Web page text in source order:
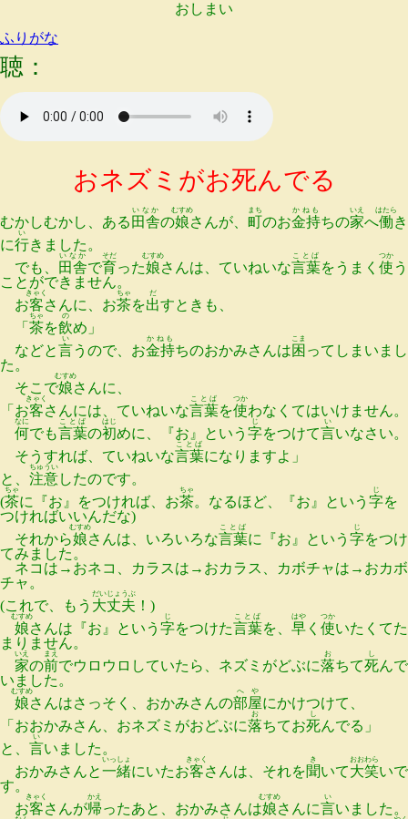
おしまい
ふりがな
聴：
おネズミがお死んでる
むかしむかし、ある 田舎
いなか
の娘
むすめ
さんが、 町
まち
のお金持
かねも
ちの家
いえ
へ働
はたら
き
に行
い
きました。
でも、
田舎
いなか
で育
そだ
った娘
むすめ
さんは、ていねいな言葉
ことば
をうまく 使
つか
う
ことができません。
お客
きゃく
さんに、お茶
ちゃ
を出
だ
すときも、
「 茶
ちゃ
を飲
の
め」
などと言
い
うので、お金持
かねも
ちのおかみさんは困
こま
ってしまいまし
た。
そこで娘
むすめ
さんに、
「お客
きゃく
さんには、ていねいな言葉
ことば
を使
つか
わなくてはいけません。
何
なに
でも言葉
ことば
の初
はじ
めに、『お』という 字
じ
をつけて言
い
いなさい。
そうすれば、ていねいな言葉
ことば
になりますよ」
と、 注意
ちゅうい
したのです。
(茶
ちゃ
に『お』をつければ、お茶
ちゃ
。なるほど、『お』という 字
じ
を
つければいいんだな)
それから娘
むすめ
さんは、いろいろな言葉
ことば
に『お』という 字
じ
をつけ
てみました。
ネコは→おネコ、カラスは→おカラス、カボチャは→おカボ
チャ。
(これで、もう 大丈夫
だいじょうぶ
！)
娘
むすめ
さんは『お』という 字
じ
をつけた言葉
ことば
を、 早
はや
く 使
つか
いたくてた
まりません。
家
いえ
の前
まえ
でウロウロしていたら、ネズミがどぶに落
お
ちて死
し
んで
いました。
娘
むすめ
さんはさっそく、おかみさんの部屋
へや
にかけつけて、
「おおかみさん、おネズミがおどぶに落
お
ちてお死
し
んでる」
と、 言
い
いました。
おかみさんと一緒
いっしょ
にいたお客
きゃく
さんは、それを聞
き
いて大笑
おおわら
いで
す。
お客
きゃく
さんが帰
かえ
ったあと、おかみさんは娘
むすめ
さんに言
い
いました。